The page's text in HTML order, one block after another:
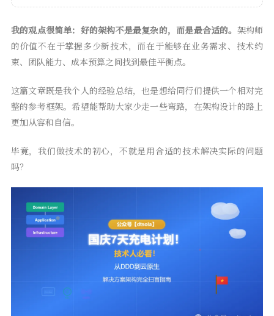
我的观点很简单：好的架构不是最复杂的，而是最合适的。 架构师
的价值不在于掌握多少新技术，而在于能够在业务需求、技术约
束、团队能力、成本预算之间找到最佳平衡点。
这篇文章既是我个人的经验总结，也是想给同行们提供一个相对完
整的参考框架。希望能帮助大家少走一些弯路，在架构设计的路上
更加从容和自信。
毕竟，我们做技术的初心，不就是用合适的技术解决实际的问题
吗？